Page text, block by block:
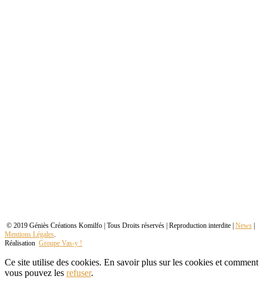
© 2019 Géniès Créations Komilfo | Tous Droits réservés | Reproduction interdite | News
Mentions Légales.
Réalisation Groupe Vas-y !
Ce site utilise des cookies. En savoir plus sur les cookies et comment
vous pouvez les refuser.